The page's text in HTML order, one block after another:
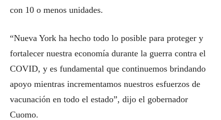
con 10 o menos unidades.
“Nueva York ha hecho todo lo posible para proteger y
fortalecer nuestra economía durante la guerra contra el
COVID, y es fundamental que continuemos brindando
apoyo mientras incrementamos nuestros esfuerzos de
vacunación en todo el estado”, dijo el gobernador
Cuomo.